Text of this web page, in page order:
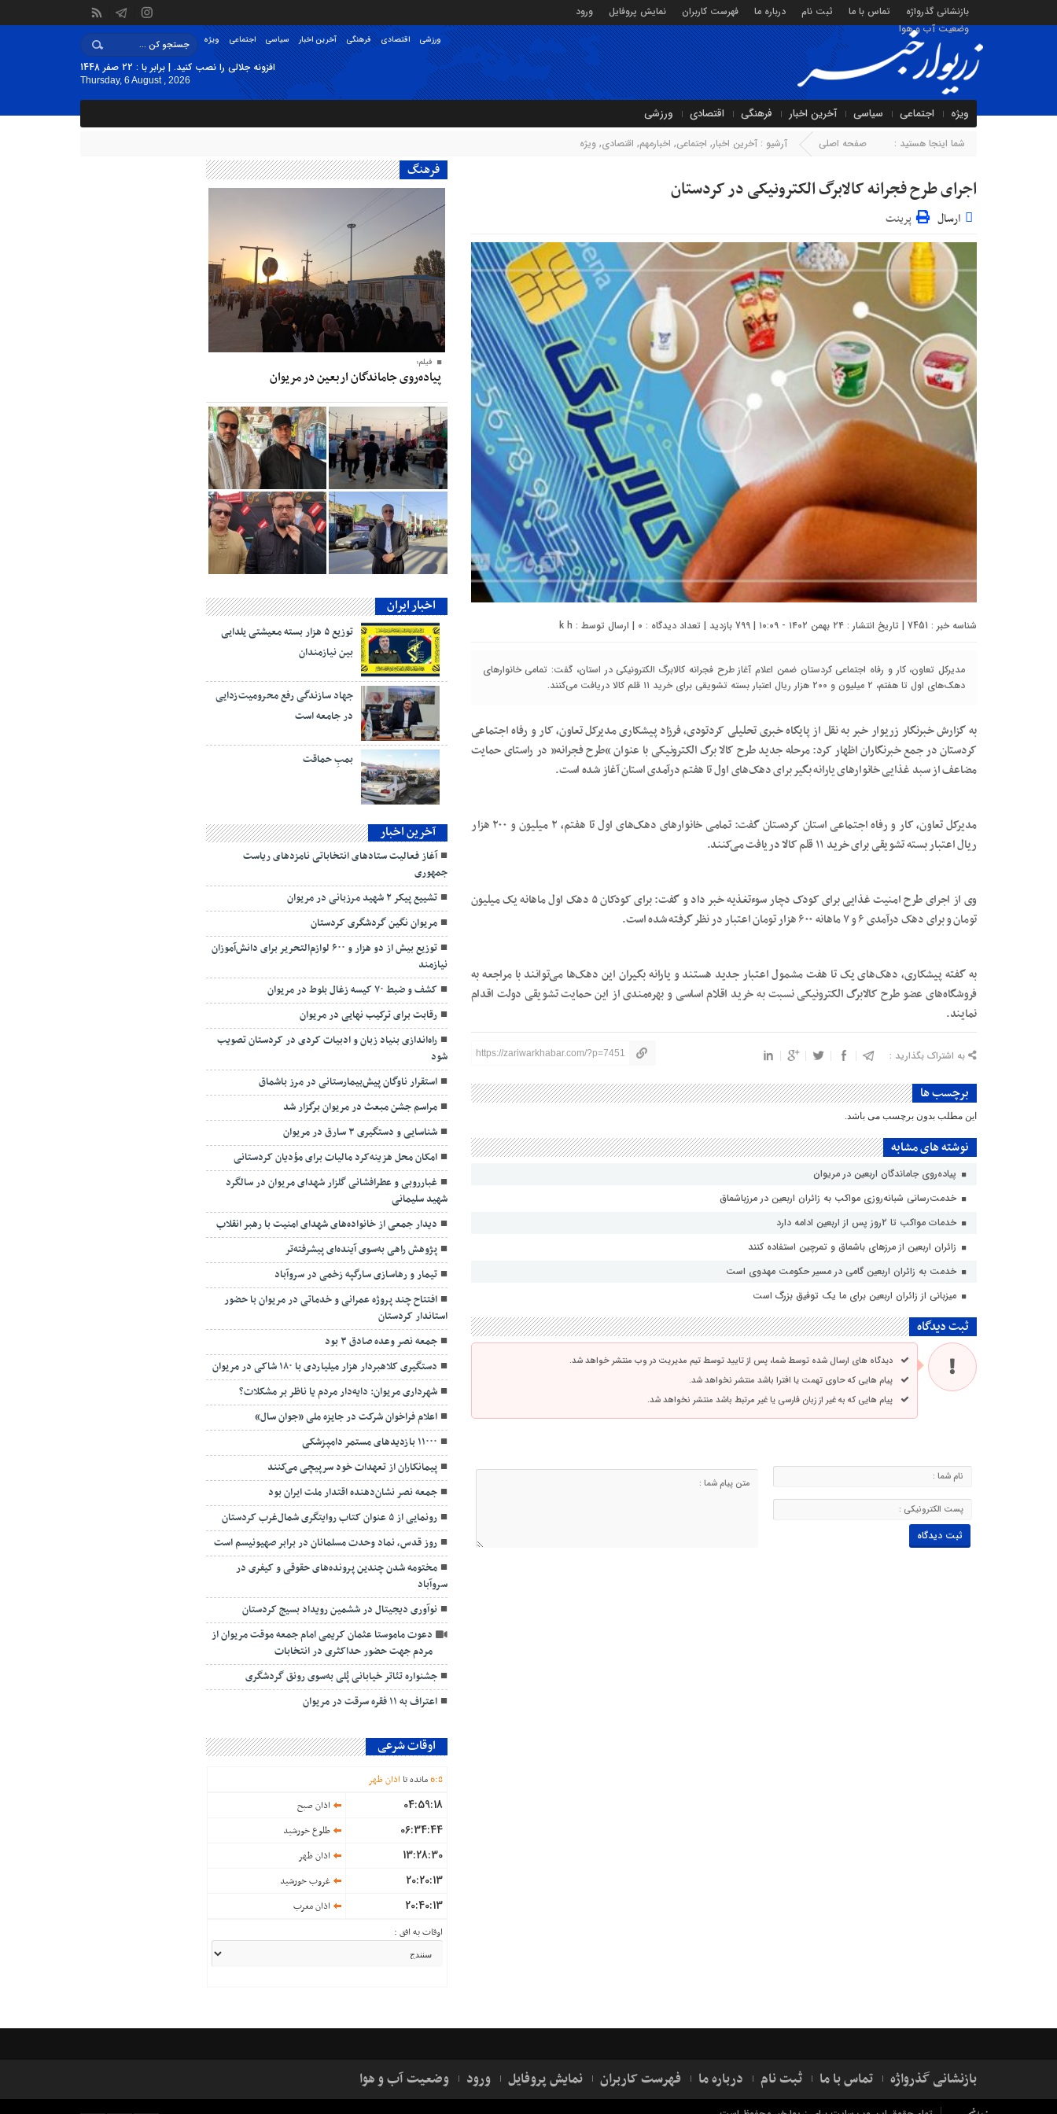
بازنشانی گذرواژه تماس با ما ثبت نام درباره ما فهرست کاربران نمایش پروفایل
ورود
وضعیت آب و هوا
ویژه اجتماعی سیاسی آخرین اخبار فرهنگی اقتصادی ورزشی
افزونه جلالی را نصب کنید. | برابر با : 22 صفر 1448
Thursday, 6 August , 2026
ویژه اجتماعی سیاسی آخرین اخبار فرهنگی اقتصادی ورزشی
شما اینجا هستید : صفحه اصلی آرشیو : آخرین اخبار, اجتماعی, اخبارمهم, اقتصادی, ویژه
اجرای طرح فجرانه کالابرگ الکترونیکی در کردستان
ارسال پرینت
شناسه خبر : 7451 | تاریخ انتشار : ۲۴ بهمن ۱۴۰۲ - ۱۰:۰۹ | 799 بازدید | تعداد دیدگاه : 0 | ارسال توسط : k h
مدیرکل تعاون، کار و رفاه اجتماعی کردستان ضمن اعلام آغاز طرح فجرانه کالابرگ الکترونیکی در استان، گفت: تمامی خانوارهای
دهک‌های اول تا هفتم، ۲ میلیون و ۲۰۰ هزار ریال اعتبار بسته تشویقی برای خرید ۱۱ قلم کالا دریافت می‌کنند.
به گزارش خبرنگار زریوار خبر به نقل از پایگاه خبری تحلیلی کردتودی، فرزاد پیشکاری مدیرکل تعاون، کار و رفاه اجتماعی
کردستان در جمع خبرنگاران اظهار کرد: مرحله جدید طرح کالا برگ الکترونیکی با عنوان “طرح فجرانه” در راستای حمایت
مضاعف از سبد غذایی خانوارهای یارانه بگیر برای دهک‌های اول تا هفتم درآمدی استان آغاز شده است.
مدیرکل تعاون، کار و رفاه اجتماعی استان کردستان گفت: تمامی خانوارهای دهک‌های اول تا هفتم، ۲ میلیون و ۲۰۰ هزار
ریال اعتبار بسته تشویقی برای خرید ۱۱ قلم کالا دریافت می‌کنند.
وی از اجرای طرح امنیت غذایی برای کودک دچار سوءتغذیه خبر داد و گفت: برای کودکان ۵ دهک اول ماهانه یک میلیون
تومان و برای دهک درآمدی ۶ و ۷ ماهانه ۶۰۰ هزار تومان اعتبار در نظر گرفته شده است.
به گفته پیشکاری، دهک‌های یک تا هفت مشمول اعتبار جدید هستند و یارانه بگیران این دهک‌ها می‌توانند با مراجعه به
فروشگاه‌های عضو طرح کالابرگ الکترونیکی نسبت به خرید اقلام اساسی و بهره‌مندی از این حمایت تشویقی دولت اقدام
نمایند.
به اشتراک بگذارید : https://zariwarkhabar.com/?p=7451
برچسب ها
این مطلب بدون برچسب می باشد.
نوشته های مشابه
پیاده‌روی جاماندگان اربعین در مریوان
خدمت‌رسانی شبانه‌روزی مواکب به زائران اربعین در مرزباشماق
خدمات مواکب تا ۲روز پس از اربعین ادامه دارد
زائران اربعین از مرزهای باشماق و تمرچین استفاده کنند
خدمت به زائران اربعین گامی در مسیر حکومت مهدوی است
میزبانی از زائران اربعین برای ما یک توفیق بزرگ است
ثبت دیدگاه
دیدگاه های ارسال شده توسط شما، پس از تایید توسط تیم مدیریت در وب منتشر خواهد شد.
پیام هایی که حاوی تهمت یا افترا باشد منتشر نخواهد شد.
پیام هایی که به غیر از زبان فارسی یا غیر مرتبط باشد منتشر نخواهد شد.
فرهنگ
فیلم؛
پیاده‌روی جاماندگان اربعین در مریوان
اخبار ایران
توزیع ۵ هزار بسته معیشتی یلدایی
بین نیازمندان
جهاد سازندگی رفع محرومیت‌زدایی
در جامعه است
بمبِ حماقت
آخرین اخبار
آغاز فعالیت ستادهای انتخاباتی نامزدهای ریاست
جمهوری
تشييع پیکر ۲ شهید مرزبانی در مریوان
مریوان نگین گردشگری کردستان
توزیع بیش از دو هزار و ۶۰۰ لوازم‌التحریر برای دانش‌آموزان
نیازمند
کشف و ضبط ۷۰ کیسه زغال بلوط در مریوان
رقابت برای ترکیب نهایی در مریوان
راه‌اندازی بنیاد زبان و ادبیات کردی در کردستان تصویب
شود
استقرار ناوگان پیش‌بیمارستانی در مرز باشماق
مراسم جشن مبعث در مریوان برگزار شد
شناسایی و دستگیری ۳ سارق در مریوان
امکان محل هزینه‌کرد مالیات برای مؤدیان کردستانی
غبارروبی و عطرافشانی گلزار شهدای مریوان در سالگرد
شهید سلیمانی
دیدار جمعی از خانواده‌های شهدای امنیت با رهبر انقلاب
پژوهش راهی به‌سوی آینده‌ای پیشرفته‌تر
تیمار و رهاسازی سارگپه زخمی در سروآباد
افتتاح چند پروژه عمرانی و خدماتی در مریوان با حضور
استاندار کردستان
جمعه نصر وعده صادق ۳ بود
دستگیری کلاهبردار هزار میلیاردی با ۱۸۰ شاکی در مریوان
شهرداری مریوان: دایه‌دار مردم یا ناظر بر مشکلات؟
اعلام فراخوان شرکت در جایزه ملی «جوان سال»
۱۱۰۰۰ بازدیدهای مستمر دامپزشکی
پیمانکاران از تعهدات خود سرپیچی می‌کنند
جمعه نصر نشان‌دهنده اقتدار ملت ایران بود
رونمایی از ۵ عنوان کتاب روایتگری شمال‌غرب کردستان
روز قدس، نماد وحدت مسلمانان در برابر صهیونیسم است
مختومه شدن چندین پرونده‌های حقوقی و کیفری در
سروآباد
نوآوری دیجیتال در ششمین رویداد بسیج کردستان
دعوت ماموستا عثمان کریمی امام جمعه موقت مریوان از
مردم جهت حضور حداکثری در انتخابات
جشنواره تئاتر خیابانی پُلی به‌سوی رونق گردشگری
اعتراف به ۱۱ فقره سرقت در مریوان
اوقات شرعی
6:8 مانده تا اذان ظهر
04:59:18 اذان صبح
06:34:44 طلوع خورشید
13:28:30 اذان ظهر
20:20:13 غروب خورشید
20:40:13
اذان مغرب
اوقات به افق :
بازنشانی گذرواژه تماس با ما ثبت نام درباره ما فهرست کاربران نمایش پروفایل ورود وضعیت آب و هوا